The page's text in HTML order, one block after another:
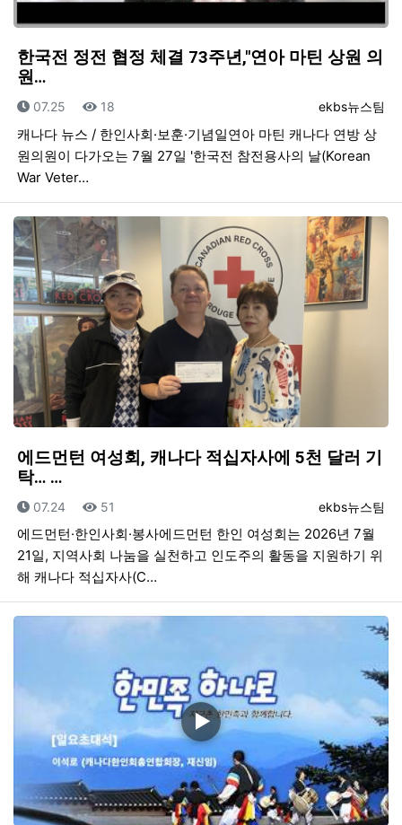
한국전 정전 협정 체결 73주년,"연아 마틴 상원 의
원…
등록자
ekbs뉴스팀
등록일
07.25 조회
18
캐나다 뉴스 / 한인사회·보훈·기념일연아 마틴 캐나다 연방 상
원의원이 다가오는 7월 27일 '한국전 참전용사의 날(Korean
War Veter…
에드먼턴 여성회, 캐나다 적십자사에 5천 달러 기
탁… …
등록자
ekbs뉴스팀
등록일
07.24 조회
51
에드먼턴·한인사회·봉사에드먼턴 한인 여성회는 2026년 7월
21일, 지역사회 나눔을 실천하고 인도주의 활동을 지원하기 위
해 캐나다 적십자사(C…
▶